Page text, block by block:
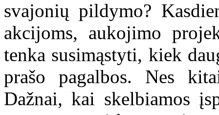
svajonių pildymo?
akcijoms, aukojimo
tenka susimąstyti, kiek
prašo pagalbos. Nes
Dažnai, kai skelbiamos